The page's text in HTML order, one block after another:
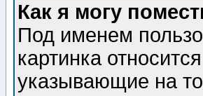
Как я могу
Под именем
картинка
указывающие на